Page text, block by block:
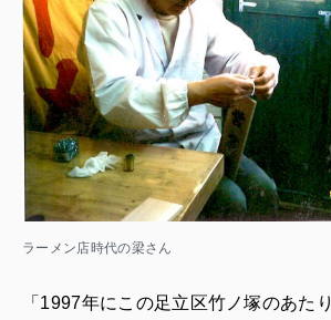
ラーメン店時代の梁さん
「1997年にこの足立区竹ノ塚のあた